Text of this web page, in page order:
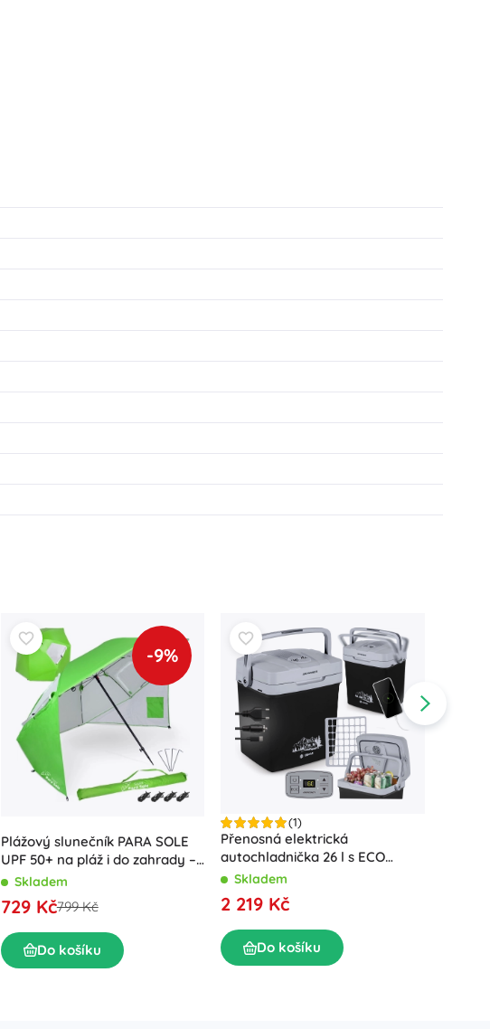
-9%
Plážový slunečník PARA SOLE
UPF 50+ na pláž i do zahrady –
Zelený
Skladem
729 Kč799 Kč
Do košíku
(1)
Přenosná elektrická
autochladnička 26 l s ECO
režimem – černá
Skladem
2 219 Kč
Do košíku